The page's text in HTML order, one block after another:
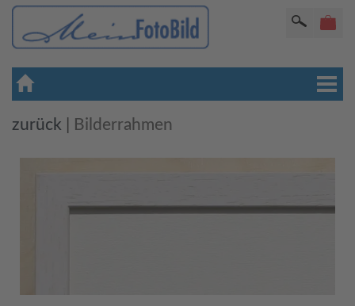
zurück Bilderrahmen